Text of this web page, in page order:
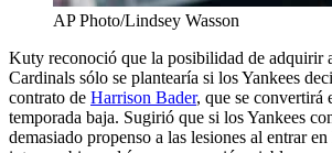
AP Photo/Lindsey Wasson
Kuty reconoció que la posibilidad de adquirir
Cardinals sólo se plantearía si los Yankees
contrato de Harrison Bader, que se convertirá
temporada baja. Sugirió que si los Yankees
demasiado propenso a las lesiones al entrar